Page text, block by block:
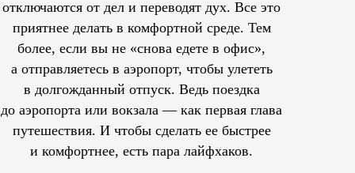
отключаются от дел и переводят дух. Все это
приятнее делать в комфортной среде. Тем
более, если вы не «снова едете в офис»,
а отправляетесь в аэропорт, чтобы улететь
в долгожданный отпуск. Ведь поездка
до аэропорта или вокзала — как первая глава
путешествия. И чтобы сделать ее быстрее
и комфортнее, есть пара лайфхаков.